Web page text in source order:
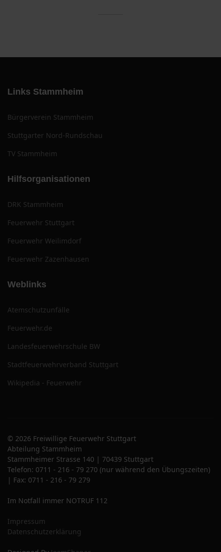
Links Stammheim
Bürgerverein Stammheim
Stuttgarter Nord-Rundschau
TV Stammheim
Hilfsorganisationen
DRK Stammheim
Feuerwehr Stuttgart
Feuerwehr Weilimdorf
Feuerwehr Zazenhausen
Weblinks
Atemschutzunfälle
Feuerwehr.de
Landesfeuerwehrschule BW
Stadtfeuerwehrverband Stuttgart
Wikipedia - Feuerwehr
© 2026 Freiwillige Feuerwehr Stuttgart
Abteilung Stammheim
Stammheimer Strasse 140 | 70439 Stuttgart
Telefon: 0711 - 216 - 79 270 (nur während den Übungszeiten)
| Fax: 0711 - 216 - 79 279
Im Notfall immer NOTRUF 112
Impressum
Datenschutzerklärung